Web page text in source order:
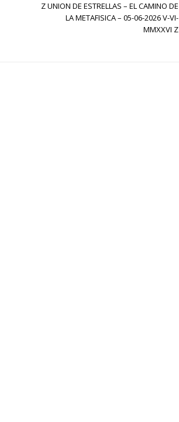
Z UNION DE ESTRELLAS – EL CAMINO DE
LA METAFISICA – 05-06-2026 V-VI-
MMXXVI Z